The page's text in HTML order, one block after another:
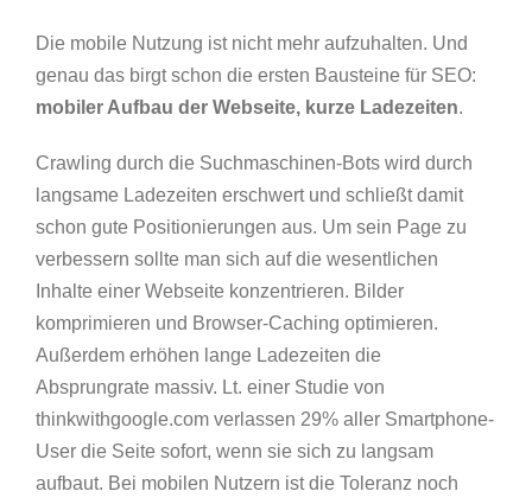
Die mobile Nutzung ist nicht mehr aufzuhalten. Und
genau das birgt schon die ersten Bausteine für SEO:
mobiler Aufbau der Webseite, kurze Ladezeiten.
Crawling durch die Suchmaschinen-Bots wird durch
langsame Ladezeiten erschwert und schließt damit
schon gute Positionierungen aus. Um sein Page zu
verbessern sollte man sich auf die wesentlichen
Inhalte einer Webseite konzentrieren. Bilder
komprimieren und Browser-Caching optimieren.
Außerdem erhöhen lange Ladezeiten die
Absprungrate massiv. Lt. einer Studie von
thinkwithgoogle.com verlassen 29% aller Smartphone-
User die Seite sofort, wenn sie sich zu langsam
aufbaut. Bei mobilen Nutzern ist die Toleranz noch